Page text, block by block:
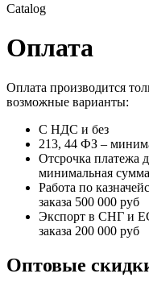
Catalog
Оплата
Оплата производится
возможные варианты:
C НДС и без
213, 44 ФЗ –
Отсрочка платежа
минимальная
Работа по
заказа 500 000 руб
Экспорт в СНГ и
заказа 200 000 руб
Оптовые